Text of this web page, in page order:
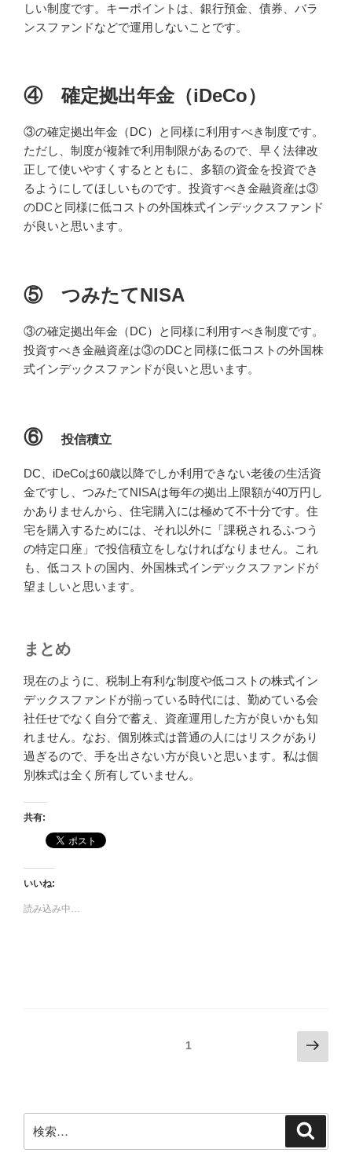
しい制度です。キーポイントは、銀行預金、債券、バラ
ンスファンドなどで運用しないことです。
④ 確定拠出年金（iDeCo）
③の確定拠出年金（DC）と同様に利用すべき制度です。
ただし、制度が複雑で利用制限があるので、早く法律改
正して使いやすくするとともに、多額の資金を投資でき
るようにしてほしいものです。投資すべき金融資産は③
のDCと同様に低コストの外国株式インデックスファンド
が良いと思います。
⑤ つみたてNISA
③の確定拠出年金（DC）と同様に利用すべき制度です。
投資すべき金融資産は③のDCと同様に低コストの外国株
式インデックスファンドが良いと思います。
⑥ 投信積立
DC、iDeCoは60歳以降でしか利用できない老後の生活資
金ですし、つみたてNISAは毎年の拠出上限額が40万円し
かありませんから、住宅購入には極めて不十分です。住
宅を購入するためには、それ以外に「課税されるふつう
の特定口座」で投信積立をしなければなりません。これ
も、低コストの国内、外国株式インデックスファンドが
望ましいと思います。
まとめ
現在のように、税制上有利な制度や低コストの株式イン
デックスファンドが揃っている時代には、勤めている会
社任せでなく自分で蓄え、資産運用した方が良いかも知
れません。なお、個別株式は普通の人にはリスクがあり
過ぎるので、手を出さない方が良いと思います。私は個
別株式は全く所有していません。
共有:
いいね:
読み込み中…
ー
ジ
1
次
の
ジ
索: